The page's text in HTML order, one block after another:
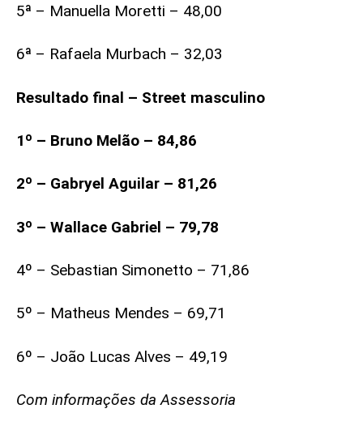
5ª – Manuella Moretti – 48,00
6ª – Rafaela Murbach – 32,03
Resultado final – Street masculino
1º – Bruno Melão – 84,86
2º – Gabryel Aguilar – 81,26
3º – Wallace Gabriel – 79,78
4º – Sebastian Simonetto – 71,86
5º – Matheus Mendes – 69,71
6º – João Lucas Alves – 49,19
Com informações da Assessoria